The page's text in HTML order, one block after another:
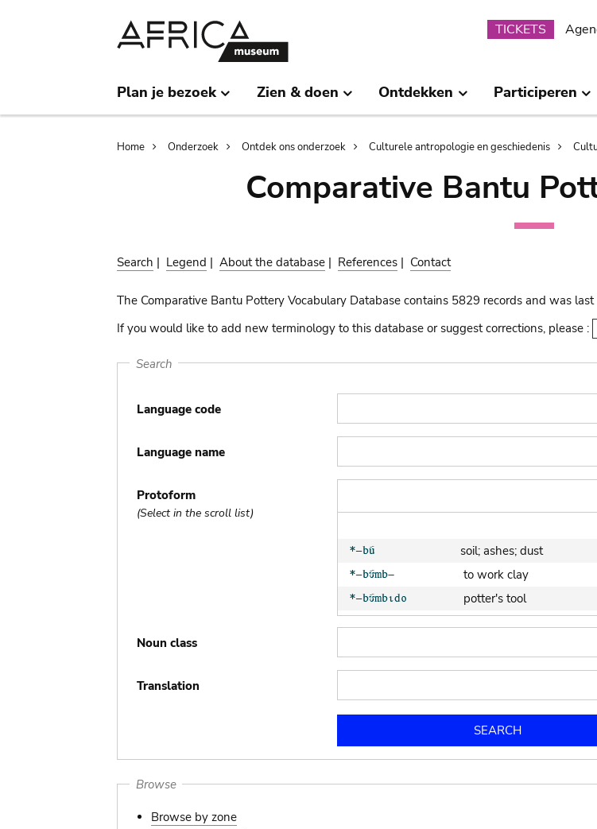
TICKETS
Plan je bezoek Zien & doen Ontdekken Participeren
Breadcrumb
Home Onderzoek Ontdek ons onderzoek Culturele antropologie en geschiedenis
Comparative Bantu
Search | Legend | About the database | References | Contact
The Comparative Bantu Pottery Vocabulary Database contains 5829 records and was
If you would like to add new terminology to this database or suggest corrections, please :
Search
Language code
Language name
Protoform
(Select in the scroll list)
soil; ashes; dust
to work clay
potter's tool
clay soil
to mould pottery
pottery clay
Noun class
Translation
Browse
Browse by zone